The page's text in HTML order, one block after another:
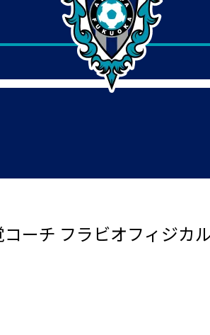
ーチ フラビオフィジカ